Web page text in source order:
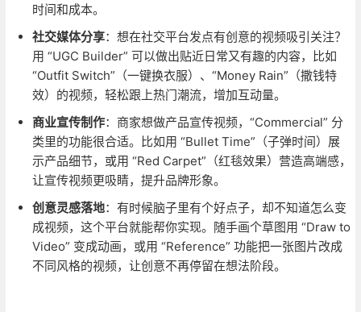
时间和成本。
社交媒体分享：想在社交平台发点有创意的视频吸引关注？
用 “UGC Builder” 可以做出贴近日常又有趣的内容，比如
“Outfit Switch”（一键换衣服）、“Money Rain”（撒钱特
效）的视频，轻松跟上热门潮流，增加互动量。
商业宣传制作：商家想做产品宣传视频，“Commercial” 分
类里的功能很合适。比如用 “Bullet Time”（子弹时间）展
示产品细节，或用 “Red Carpet”（红毯效果）营造高端感，
让宣传视频更吸睛，提升品牌形象。
创意灵感落地：有时候脑子里有个好点子，却不知道怎么变
成视频，这个平台就能帮你实现。随手画个草图用 “Draw to
Video” 变成动画，或用 “Reference” 功能把一张图片改成
不同风格的视频，让创意不再停留在想法阶段。